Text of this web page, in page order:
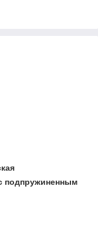
подпружиненным